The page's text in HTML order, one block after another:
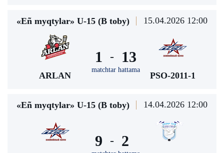
«Eñ myqtylar» U-15 (В toby) 15.04.2026 12:00
ARLAN
1 -
matchtar hattama
13
PSO-2011-1
«Eñ myqtylar» U-15 (В toby) 14.04.2026 12:00
9 - 2